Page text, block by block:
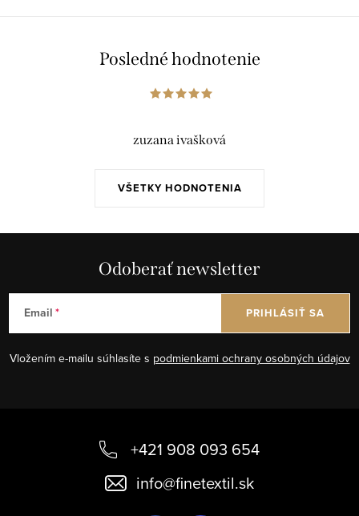
Posledné hodnotenie
VŠETKY HODNOTENIA
zuzana ivašková
Odoberať newsletter
Email
Vložením e-mailu súhlasíte s podmienkami ochrany osobných údajov
PRIHLÁSIŤ SA
+421 908 093 654
info@finetextil.sk